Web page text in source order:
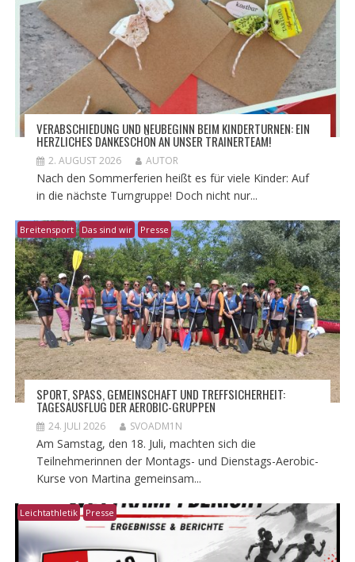
VERABSCHIEDUNG UND NEUBEGINN BEIM KINDERTURNEN: EIN
HERZLICHES DANKESCHÖN AN UNSER TRAINERTEAM!
2. AUGUST 2026 AUTOR
Nach den Sommerferien heißt es für viele Kinder: Auf
in die nächste Turngruppe! Doch nicht nur...
Breitensport Das sind wir Presse
​SPORT, SPASS, GEMEINSCHAFT UND TREFFSICHERHEIT: T
AGESAUSFLUG DER AEROBIC-GRUPPEN
24. JULI 2026 SVOADM1N
Am Samstag, den 18. Juli, machten sich die
Teilnehmerinnen der Montags- und Dienstags-Aerobic-
Kurse von Martina gemeinsam...
Leichtathletik Presse